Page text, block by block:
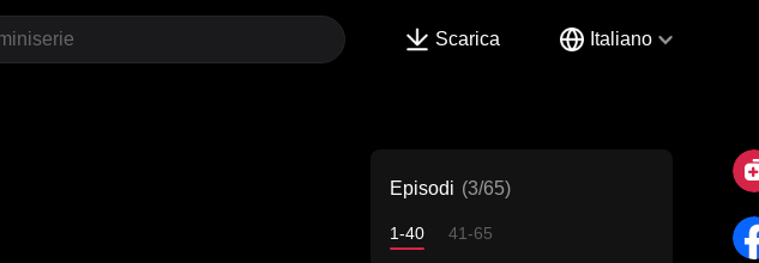
Scarica Italiano
Episodi (3/65)
1-40 41-65